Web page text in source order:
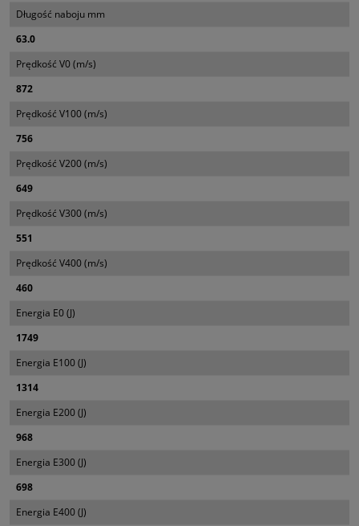
Długość naboju mm
63.0
Prędkość V0 (m/s)
872
Prędkość V100 (m/s)
756
Prędkość V200 (m/s)
649
Prędkość V300 (m/s)
551
Prędkość V400 (m/s)
460
Energia E0 (J)
1749
Energia E100 (J)
1314
Energia E200 (J)
968
Energia E300 (J)
698
Energia E400 (J)